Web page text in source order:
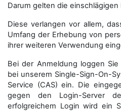
Darum gelten die
Diese verlangen vor allem,
Umfang der Erhebung von
ihrer weiteren Verwendung
Bei der Anmeldung loggen
bei unserem Single-Sign-On-
Service (CAS) ein. Die
gegen den Login-Server
erfolgreichem Login wird ein